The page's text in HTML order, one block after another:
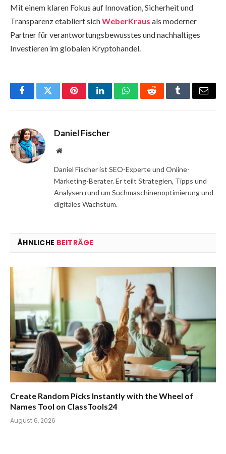
Mit einem klaren Fokus auf Innovation, Sicherheit und
Transparenz etabliert sichWeberKraus als moderner
Partner für verantwortungsbewusstes und nachhaltiges
Investieren im globalen Kryptohandel.
FacebookTwitterPinterestLinkedInWhatsAppRedditTumblrEmail
Daniel Fischer
Website
Daniel Fischer ist SEO-Experte und Online-
Marketing-Berater. Er teilt Strategien, Tipps und
Analysen rund um Suchmaschinenoptimierung und
digitales Wachstum.
ÄHNLICHE BEITRÄGE
Create Random Picks Instantly with the Wheel of
Names Tool on ClassTools24
August 6, 2026